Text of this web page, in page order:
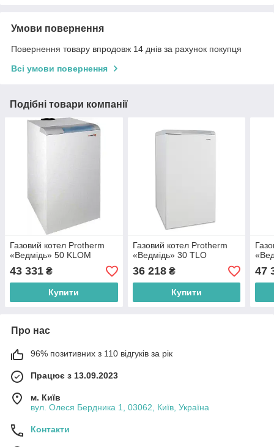
Умови повернення
Повернення товару впродовж 14 днів за рахунок покупця
Всі умови повернення
Подібні товари компанії
Газовий котел Protherm
«Ведмідь» 50 KLOM
43 331 ₴
Купити
Газовий котел Protherm
«Ведмідь» 30 TLO
36 218₴
Купити
47
Про нас
96% позитивних з 110 відгуків за рік
Працює з 13.09.2023
м. Київ
вул. Олеся Бердника 1, 03062, Київ, Україна
Контакти